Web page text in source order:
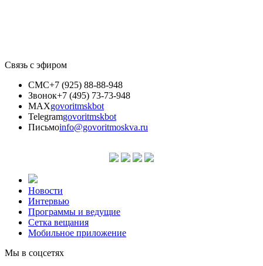
Связь с эфиром
СМС+7 (925) 88-88-948
Звонок+7 (495) 73-73-948
MAXgovoritmskbot
Telegramgovoritmskbot
Письмоinfo@govoritmoskva.ru
Новости
Интервью
Программы и ведущие
Сетка вещания
Мобильное приложение
Мы в соцсетях